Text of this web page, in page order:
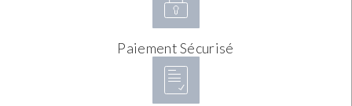
Paiement Sécurisé